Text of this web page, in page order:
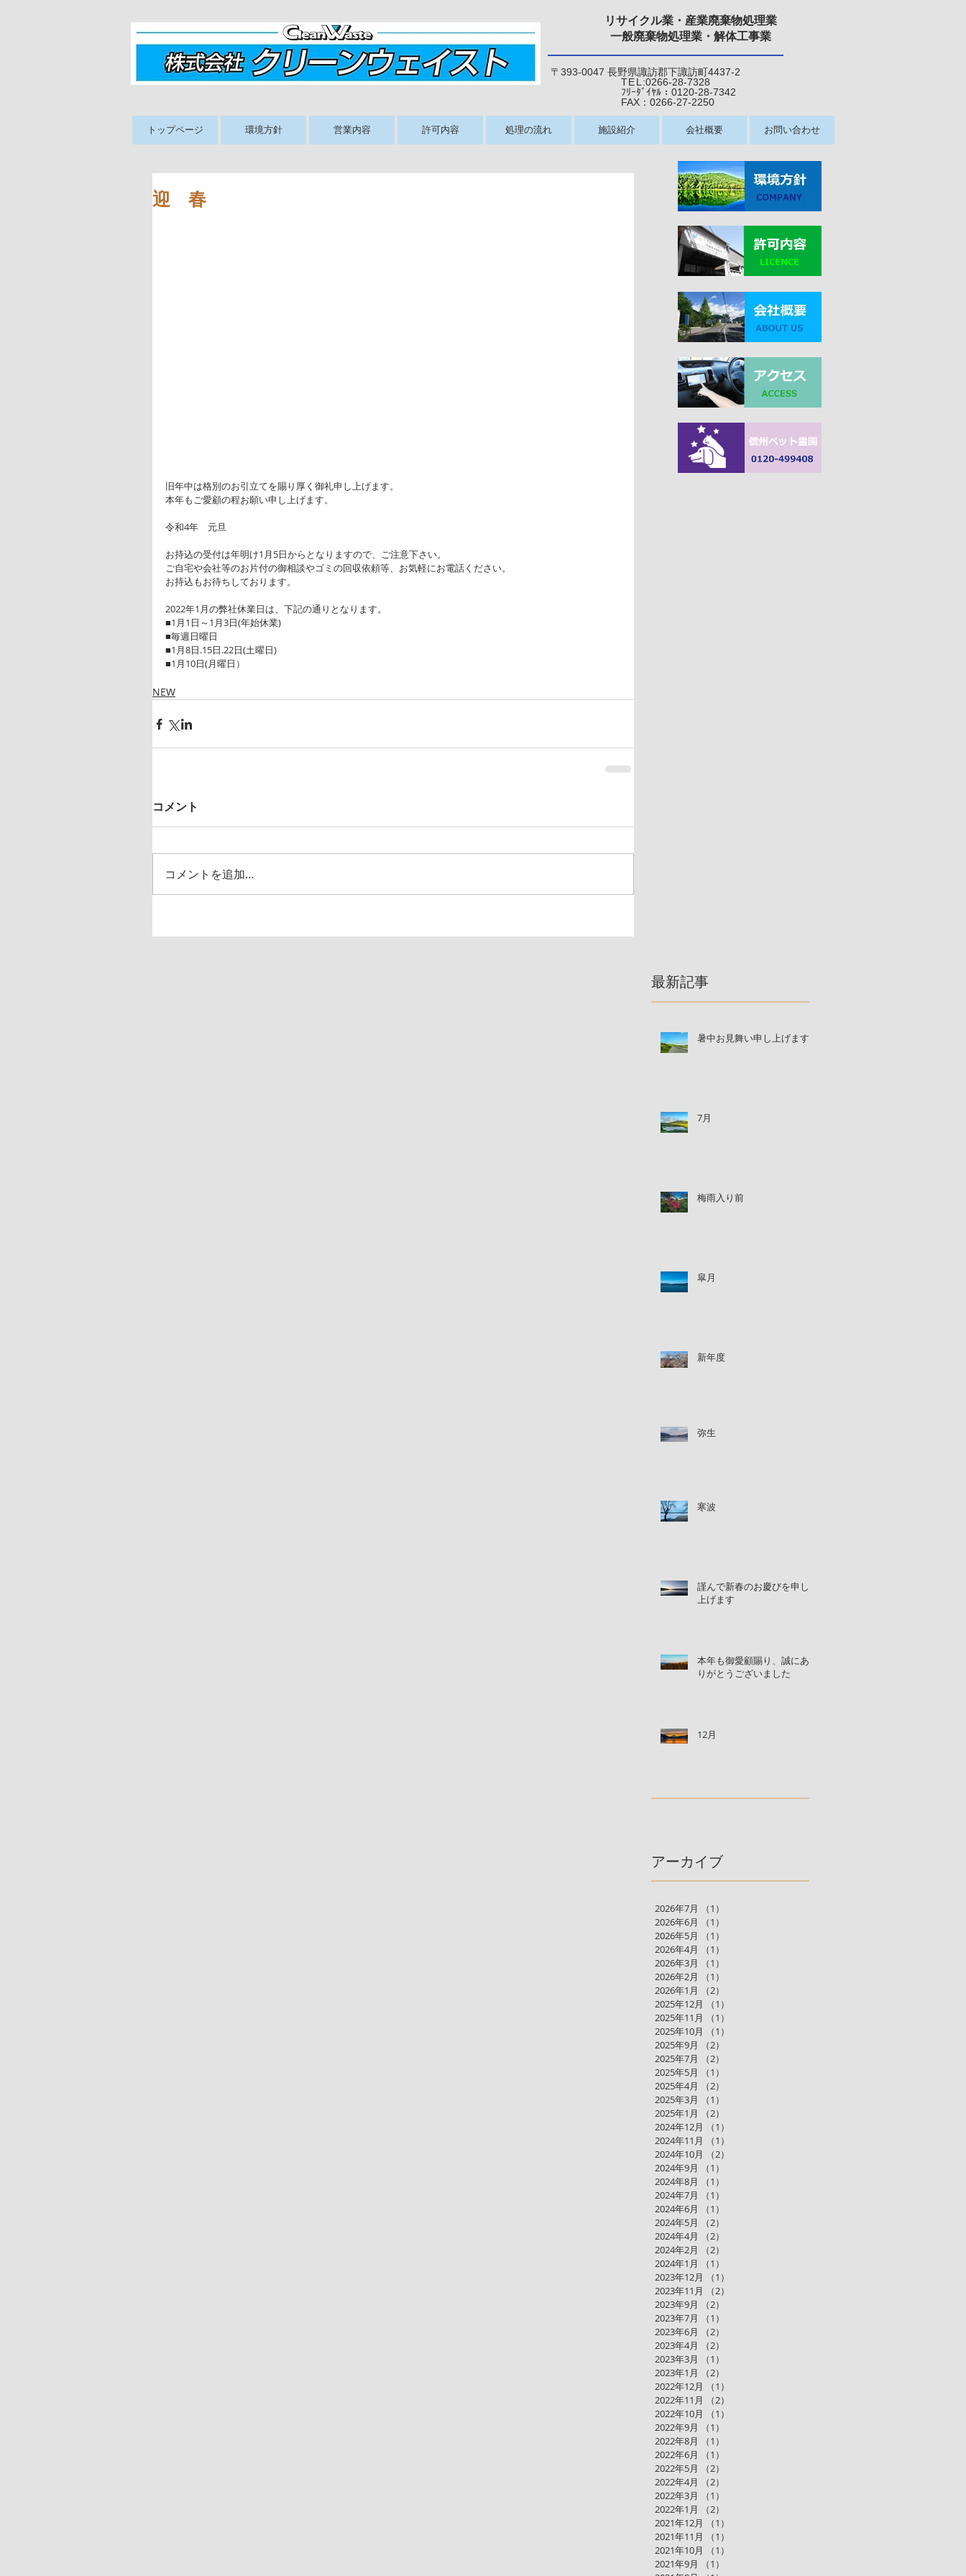
リサイクル業・産業廃棄物処理業
一般廃棄物処理業・解体工事業
〒393-0047 長野県諏訪郡下諏訪町4437-2
TEL :0266-28-7328
ﾌﾘｰﾀﾞｲﾔﾙ：0120-28-7342
​ FAX：0266-27-2250
トップページ 環境方針 営業内容 許可内容 処理の流れ 施設紹介 会社概要 お問い合わせ
迎 春
旧年中は格別のお引立てを賜り厚く御礼申し上げます。
本年もご愛顧の程お願い申し上げます。
令和4年　元旦
お持込の受付は年明け1月5日からとなりますので、ご注意下さい。
ご自宅や会社等のお片付の御相談やゴミの回収依頼等、お気軽にお電話ください。
お持込もお待ちしております。
2022年1月の弊社休業日は、下記の通りとなります。
■1月1日～1月3日(年始休業)
■毎週日曜日
■1月8日.15日.22日(土曜日)
■1月10日(月曜日）
NEW
コメント
コメントを追加…
最新記事
暑中お見舞い申し上げます
7月
梅雨入り前
皐月
新年度
弥生
寒波
謹んで新春のお慶びを申し
上げます
本年も御愛顧賜り、誠にあ
りがとうございました
12月
アーカイブ
2026年7月 （1）
2026年6月
（1）
2026年5月
（1）
2026年4月
（1）
2026年3月
（1）
2026年2月
（1）
2026年1月
（2）
2025年12月
（1）
2025年11月
（1）
2025年10月
（1）
2025年9月
（2）
2025年7月
（2）
2025年5月
（1）
2025年4月
（2）
2025年3月
（1）
2025年1月
（2）
2024年12月
（1）
2024年11月
（1）
2024年10月
（2）
2024年9月
（1）
2024年8月
（1）
2024年7月
（1）
2024年6月
（1）
2024年5月
（2）
2024年4月
（2）
2024年2月
（2）
2024年1月
（1）
2023年12月
（1）
2023年11月
（2）
2023年9月
（2）
2023年7月
（1）
2023年6月
（2）
2023年4月
（2）
2023年3月
（1）
2023年1月
（2）
2022年12月
（1）
2022年11月
（2）
2022年10月
（1）
2022年9月
（1）
2022年8月
（1）
2022年6月
（1）
2022年5月
（2）
2022年4月
（2）
2022年3月
（1）
2022年1月
（2）
2021年12月
（1）
2021年11月
（1）
2021年10月
（1）
2021年9月
（1）